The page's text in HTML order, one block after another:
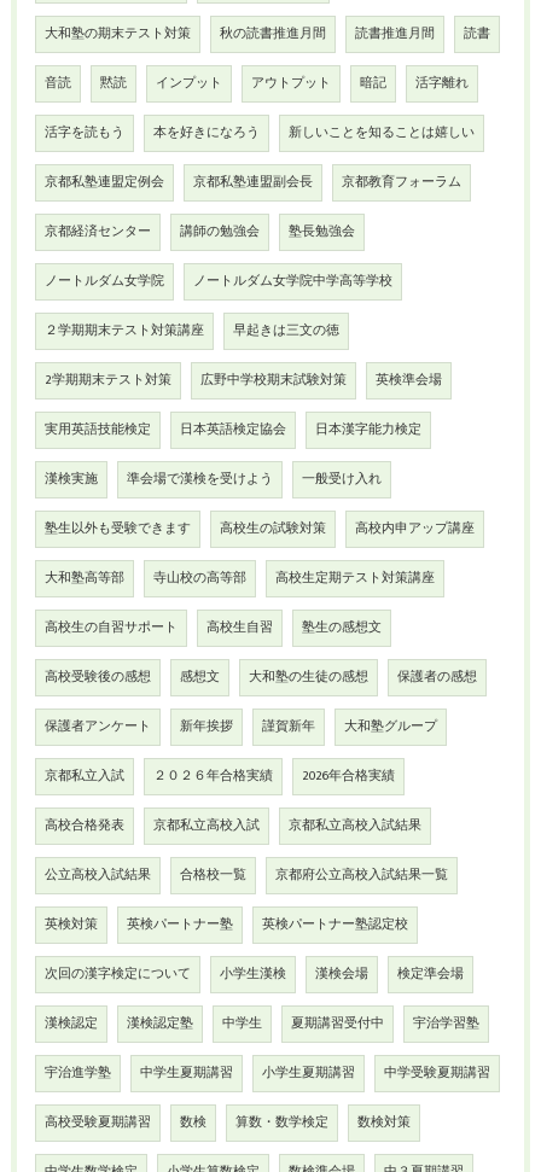
大和塾の期末テスト対策 秋の読書推進月間 読書推進月間 読書
音読 黙読 インプット アウトプット 暗記 活字離れ
活字を読もう 本を好きになろう 新しいことを知ることは嬉しい
京都私塾連盟定例会 京都私塾連盟副会長 京都教育フォーラム
京都経済センター 講師の勉強会 塾長勉強会
ノートルダム女学院 ノートルダム女学院中学高等学校
２学期期末テスト対策講座 早起きは三文の徳
2学期期末テスト対策 広野中学校期末試験対策 英検準会場
実用英語技能検定 日本英語検定協会 日本漢字能力検定
漢検実施 準会場で漢検を受けよう 一般受け入れ
塾生以外も受験できます 高校生の試験対策 高校内申アップ講座
大和塾高等部 寺山校の高等部 高校生定期テスト対策講座
高校生の自習サポート 高校生自習 塾生の感想文
高校受験後の感想 感想文 大和塾の生徒の感想 保護者の感想
保護者アンケート 新年挨拶 謹賀新年 大和塾グループ
京都私立入試 ２０２６年合格実績 2026年合格実績
高校合格発表 京都私立高校入試 京都私立高校入試結果
公立高校入試結果 合格校一覧 京都府公立高校入試結果一覧
英検対策 英検パートナー塾 英検パートナー塾認定校
次回の漢字検定について 小学生漢検 漢検会場 検定準会場
漢検認定 漢検認定塾 中学生 夏期講習受付中 宇治学習塾
宇治進学塾 中学生夏期講習 小学生夏期講習 中学受験夏期講習
高校受験夏期講習 数検 算数・数学検定 数検対策